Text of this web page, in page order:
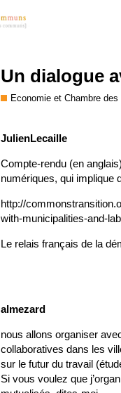
Un dialogue
Economie et Chambre des
JulienLecaille
Compte-rendu (en
numériques, qui
http://
with-municipalities-and-
Le relais français de la
almezard
nous allons organiser
collaboratives dans les
sur le futur du travail
Si vous voulez que